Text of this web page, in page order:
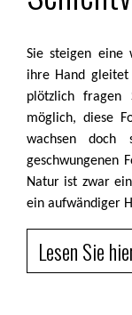
Sie steigen eine
ihre Hand gleitet
plötzlich fragen
möglich, diese
wachsen doch
geschwungenen
Natur ist zwar
ein aufwändiger
Lesen Sie